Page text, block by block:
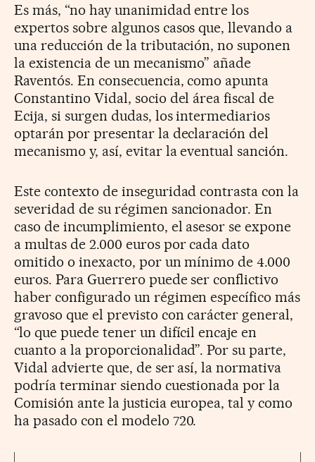
Es más, “no hay unanimidad entre los
expertos sobre algunos casos que, llevando a
una reducción de la tributación, no suponen
la existencia de un mecanismo” añade
Raventós. En consecuencia, como apunta
Constantino Vidal, socio del área fiscal de
Ecija, si surgen dudas, los intermediarios
optarán por presentar la declaración del
mecanismo y, así, evitar la eventual sanción.
Este contexto de inseguridad contrasta con la
severidad de su régimen sancionador. En
caso de incumplimiento, el asesor se expone
a multas de 2.000 euros por cada dato
omitido o inexacto, por un mínimo de 4.000
euros. Para Guerrero puede ser conflictivo
haber configurado un régimen específico más
gravoso que el previsto con carácter general,
“lo que puede tener un difícil encaje en
cuanto a la proporcionalidad”. Por su parte,
Vidal advierte que, de ser así, la normativa
podría terminar siendo cuestionada por la
Comisión ante la justicia europea, tal y como
ha pasado con el modelo 720.